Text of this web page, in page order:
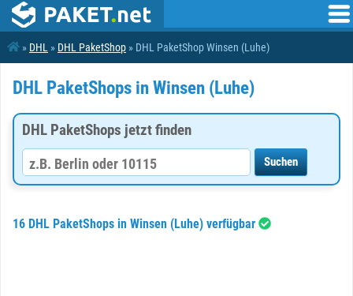
» DHL » DHL PaketShop » DHL PaketShop Winsen (Luhe)
DHL PaketShops in Winsen (Luhe)
DHL PaketShops jetzt finden
16 DHL PaketShops in Winsen (Luhe) verfügbar